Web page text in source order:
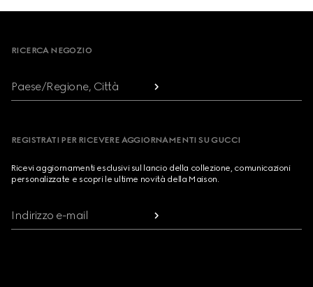
RICERCA NEGOZIO
Paese/Regione, Città
REGISTRATI PER RICEVERE AGGIORNAMENTI SU GUCCI
Ricevi aggiornamenti esclusivi sul lancio della collezione, comunicazioni
personalizzate e scopri le ultime novità della Maison.
Indirizzo e-mail